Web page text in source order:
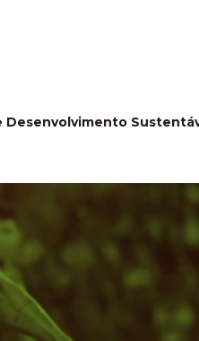
Desenvolvimento